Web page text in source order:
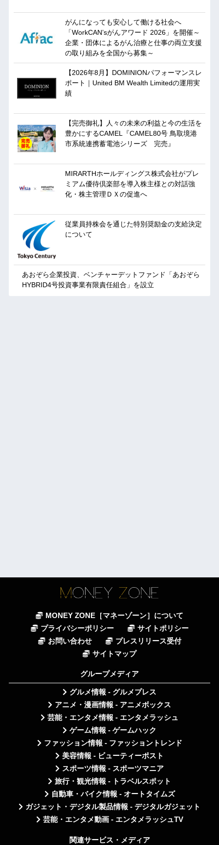
がんになっても安心して働ける社会へ
「WorkCAN’sがんアワード 2026」を開催～
企業・団体によるがん治療と仕事の両立支援
の取り組みを全国から募集～
【2026年8月】DOMINIONパフォーマンスレ
ポート｜United BM Wealth Limitedの運用実
績
【完売御礼】人々の未来の利益と今の生活を
豊かにするCAMEL『CAMEL80号 鳥取境港
市系統連携蓄電池シリーズ 完売』
MIRARTHホールディングス株式会社がプレ
ミアム優待倶楽部を導入株主様との対話強
化・株主管理ＤＸの促進へ
従業員持株会を通じた特別奨励金の支給決定
について
あおぞら企業投資、ベンチャーデットファンド「あおぞら
HYBRID4号投資事業有限責任組合」を設立
MONEY ZONE［マネーゾーン］について
プライバシーポリシー
サイトポリシー
お問い合わせ
プレスリリース受付
サイトマップ
グループメディア
グルメ情報 - グルメプレス
アニメ・漫画情報 - アニメボックス
芸能・エンタメ情報 - エンタメラッシュ
ゲーム情報 - ゲームハック
ファッション情報 - ファッショントレンド
美容情報 - ビューティーポスト
スポーツ情報 - スポーツマニア
旅行・観光情報 - トラベルスポット
自動車・バイク情報 - オートタイムズ
ガジェット・デジタル製品情報 - デジタルガジェット
芸能・エンタメ動画 - エンタメラッシュTV
関連サービス・メディア